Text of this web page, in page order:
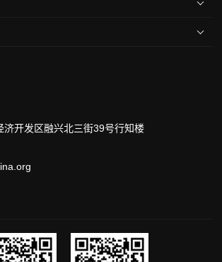
济开发区融兴北三街39号行知楼